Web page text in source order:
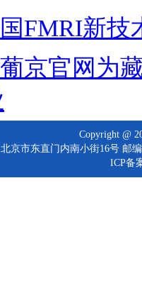
FMRI新技
京官网为
Copyright @
京市东直门内南小街16号 邮
ICP备